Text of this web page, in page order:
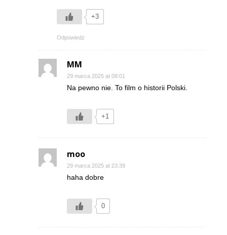
+3
Odpowiedz
MM
29 marca 2025 at 08:01
Na pewno nie. To film o historii Polski.
+1
moo
29 marca 2025 at 23:39
haha dobre
0